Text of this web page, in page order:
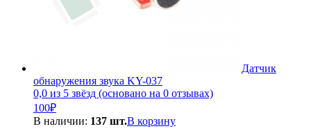
Датчик
обнаружения звука KY-037
0,0 из 5 звёзд (основано на 0 отзывах)
100₽
В наличии: 137 шт.В корзину